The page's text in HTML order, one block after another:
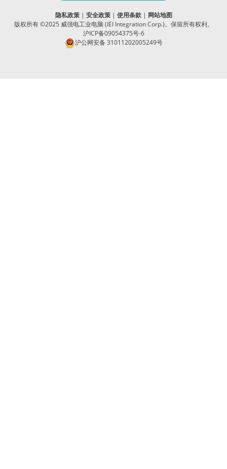
隐私政策| 安全政策| 使用条款| 网站地图
版权所有 ©2025 威强电工业电脑 (IEI Integration Corp.)。保留所有权利。
沪ICP备09054375号-6
沪公网安备 31011202005249号